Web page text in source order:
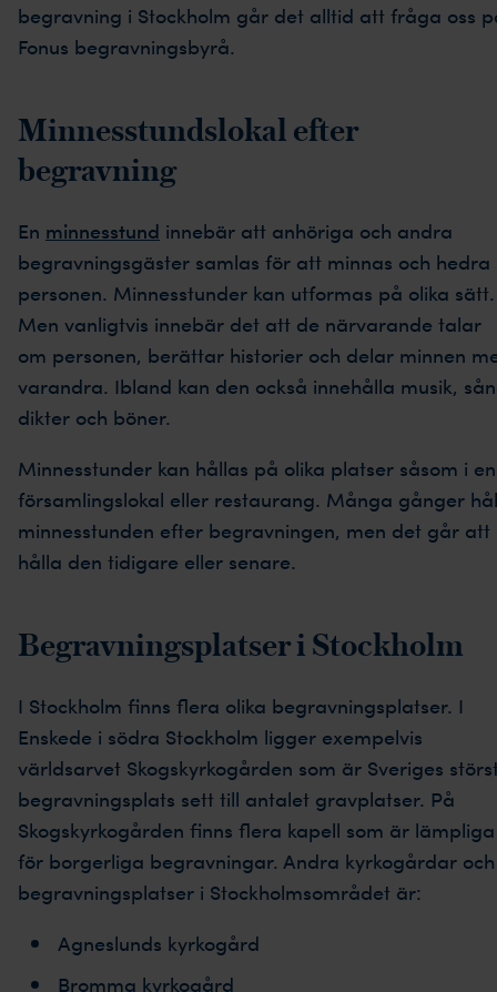
begravning i Stockholm går det alltid att fråga oss
Fonus begravningsbyrå.
Minnesstundslokal efter
begravning
En minnesstund innebär att anhöriga och andra
begravningsgäster samlas för att minnas och hedra
personen. Minnesstunder kan utformas på olika sätt.
Men vanligtvis innebär det att de närvarande talar
om personen, berättar historier och delar minnen
varandra. Ibland kan den också innehålla musik,
dikter och böner.
Minnesstunder kan hållas på olika platser såsom i en
församlingslokal eller restaurang. Många gånger
minnesstunden efter begravningen, men det går att
hålla den tidigare eller senare.
Begravningsplatser i Stockholm
I Stockholm finns flera olika begravningsplatser. I
Enskede i södra Stockholm ligger exempelvis
världsarvet Skogskyrkogården som är Sveriges
begravningsplats sett till antalet gravplatser. På
Skogskyrkogården finns flera kapell som är lämpliga
för borgerliga begravningar. Andra kyrkogårdar och
begravningsplatser i Stockholmsområdet är:
Agneslunds kyrkogård
Bromma kyrkogård